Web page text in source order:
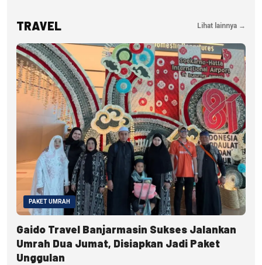
TRAVEL Lihat lainnya →
PAKET UMRAH
Gaido Travel Banjarmasin Sukses Jalankan
Umrah Dua Jumat, Disiapkan Jadi Paket
Unggulan